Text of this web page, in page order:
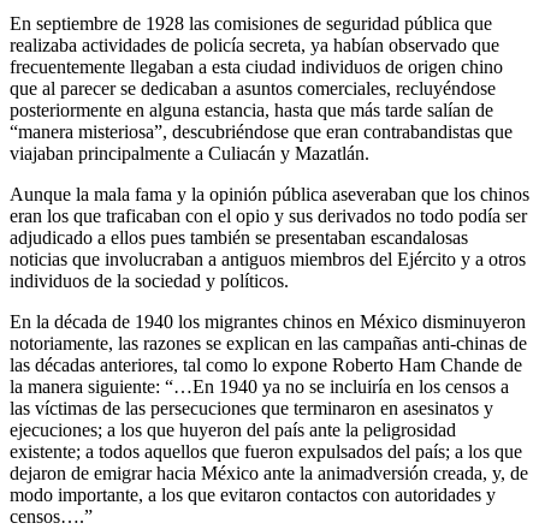
En septiembre de 1928 las comisiones de seguridad pública que
realizaba actividades de policía secreta, ya habían observado que
frecuentemente llegaban a esta ciudad individuos de origen chino
que al parecer se dedicaban a asuntos comerciales, recluyéndose
posteriormente en alguna estancia, hasta que más tarde salían de
“manera misteriosa”, descubriéndose que eran contrabandistas que
viajaban principalmente a Culiacán y Mazatlán.
Aunque la mala fama y la opinión pública aseveraban que los chinos
eran los que traficaban con el opio y sus derivados no todo podía ser
adjudicado a ellos pues también se presentaban escandalosas
noticias que involucraban a antiguos miembros del Ejército y a otros
individuos de la sociedad y políticos.
En la década de 1940 los migrantes chinos en México disminuyeron
notoriamente, las razones se explican en las campañas anti-chinas de
las décadas anteriores, tal como lo expone Roberto Ham Chande de
la manera siguiente: “…En 1940 ya no se incluiría en los censos a
las víctimas de las persecuciones que terminaron en asesinatos y
ejecuciones; a los que huyeron del país ante la peligrosidad
existente; a todos aquellos que fueron expulsados del país; a los que
dejaron de emigrar hacia México ante la animadversión creada, y, de
modo importante, a los que evitaron contactos con autoridades y
censos….”